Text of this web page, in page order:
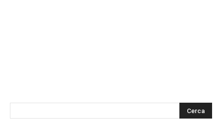
s